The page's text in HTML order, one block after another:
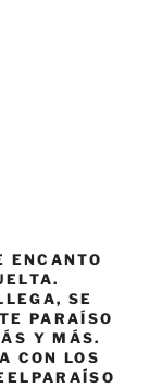
ENCANTO
SE
PARAÍSO
Y MÁS.
CON LOS